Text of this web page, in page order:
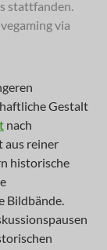
stattfanden.
via
Gestalt
nach
aus reiner
historische
Bildbände.